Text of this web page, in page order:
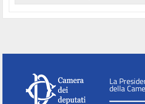
La
della